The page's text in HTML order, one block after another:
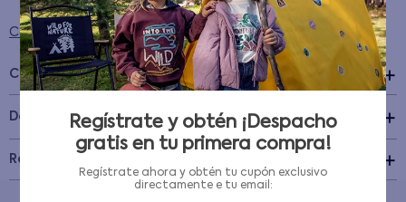
Condiciones para cambios y devoluciones
Características
Detalles del Producto +
Recomendaciones de cuidado
Regístrate y obtén ¡Despacho
gratis en tu primera compra!
Regístrate ahora y obtén tu cupón exclusivo
directamente e tu email: